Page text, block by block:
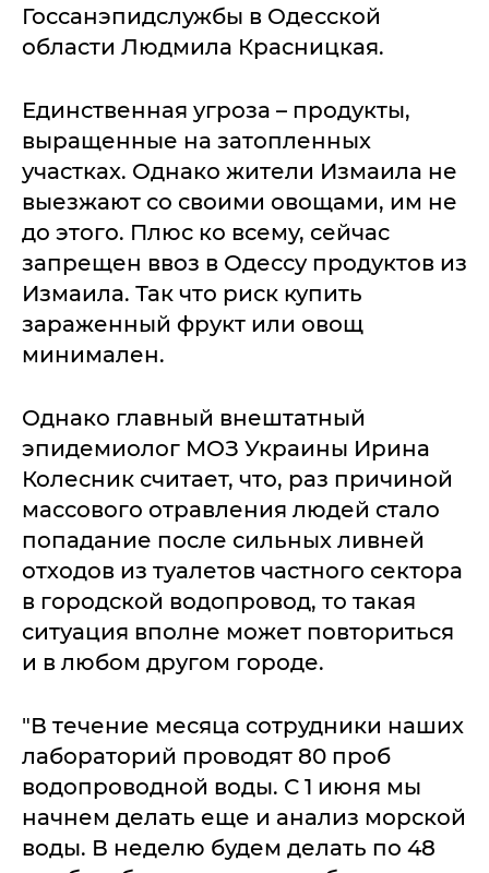
Госсанэпидслужбы в Одесской
области Людмила Красницкая.
Единственная угроза – продукты,
выращенные на затопленных
участках. Однако жители Измаила не
выезжают со своими овощами, им не
до этого. Плюс ко всему, сейчас
запрещен ввоз в Одессу продуктов из
Измаила. Так что риск купить
зараженный фрукт или овощ
минимален.
Однако главный внештатный
эпидемиолог МОЗ Украины Ирина
Колесник считает, что, раз причиной
массового отравления людей стало
попадание после сильных ливней
отходов из туалетов частного сектора
в городской водопровод, то такая
ситуация вполне может повториться
и в любом другом городе.
"В течение месяца сотрудники наших
лабораторий проводят 80 проб
водопроводной воды. С 1 июня мы
начнем делать еще и анализ морской
воды. В неделю будем делать по 48